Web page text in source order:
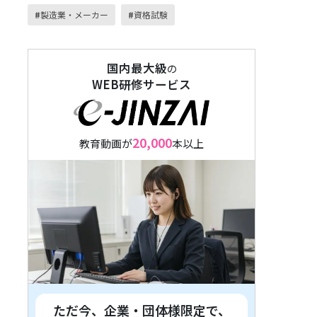
製造業・メーカー 資格試験
国内最大級の
WEB研修サービス
教育動画が20,000本以上
ただ今、企業・団体様限定で、